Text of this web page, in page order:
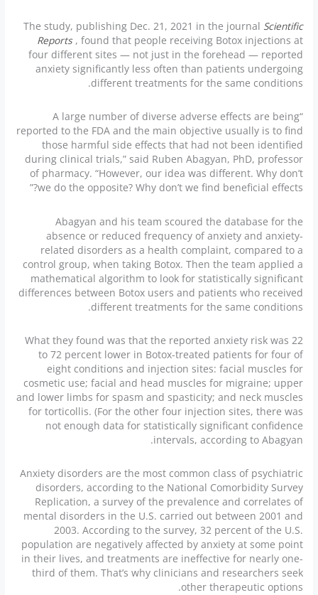
The study, publishing Dec. 21, 2021 in the journal Scientific
Reports , found that people receiving Botox injections at
four different sites — not just in the forehead — reported
anxiety significantly less often than patients undergoing
different treatments for the same conditions.
“A large number of diverse adverse effects are being
reported to the FDA and the main objective usually is to find
those harmful side effects that had not been identified
during clinical trials,” said Ruben Abagyan, PhD, professor
of pharmacy. “However, our idea was different. Why don’t
we do the opposite? Why don’t we find beneficial effects?”
Abagyan and his team scoured the database for the
absence or reduced frequency of anxiety and anxiety-
related disorders as a health complaint, compared to a
control group, when taking Botox. Then the team applied a
mathematical algorithm to look for statistically significant
differences between Botox users and patients who received
different treatments for the same conditions.
What they found was that the reported anxiety risk was 22
to 72 percent lower in Botox-treated patients for four of
eight conditions and injection sites: facial muscles for
cosmetic use; facial and head muscles for migraine; upper
and lower limbs for spasm and spasticity; and neck muscles
for torticollis. (For the other four injection sites, there was
not enough data for statistically significant confidence
intervals, according to Abagyan.
Anxiety disorders are the most common class of psychiatric
disorders, according to the National Comorbidity Survey
Replication, a survey of the prevalence and correlates of
mental disorders in the U.S. carried out between 2001 and
2003. According to the survey, 32 percent of the U.S.
population are negatively affected by anxiety at some point
in their lives, and treatments are ineffective for nearly one-
third of them. That’s why clinicians and researchers seek
other therapeutic options.